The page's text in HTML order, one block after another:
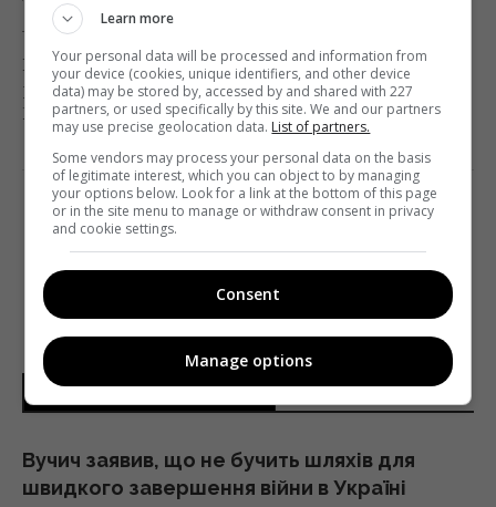
Известный российский журналист и главный
редактор телеканала «Дождь» в 2010-2015 годах
Михаил Зыгарь рассказал на Public Talk в...
Поділитись: Facebook Twitter
Вучич заявив, що не бучить шляхів для
швидкого завершення війни в Україні
Learn more
Your personal data will be processed and information from
your device (cookies, unique identifiers, and other device
data) may be stored by, accessed by and shared with 227
partners, or used specifically by this site. We and our partners
may use precise geolocation data. List of partners.
Some vendors may process your personal data on the basis
of legitimate interest, which you can object to by managing
your options below. Look for a link at the bottom of this page
or in the site menu to manage or withdraw consent in privacy
and cookie settings.
Consent
Manage options